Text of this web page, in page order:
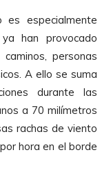
es especialmente
han provocado
personas
A ello se suma
durante las
a 70 milímetros
rachas de viento
hora en el borde